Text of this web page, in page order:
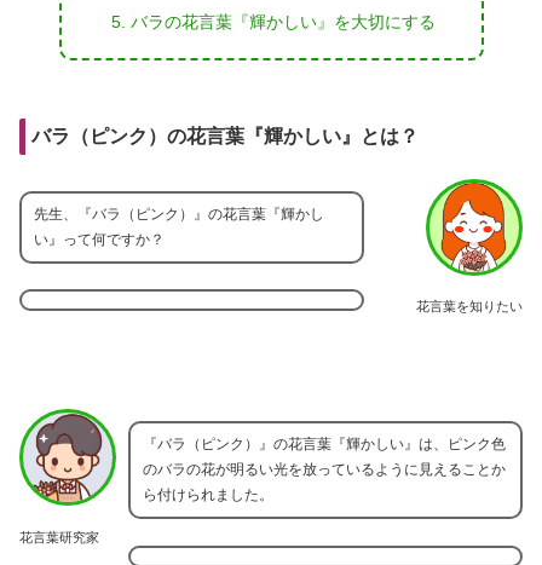
バラの花言葉『輝かしい』を大切にする
バラ（ピンク）の花言葉『輝かしい』とは？
花言葉を知りたい
先生、『バラ（ピンク）』の花言葉『輝かし
い』って何ですか？
花言葉研究家
『バラ（ピンク）』の花言葉『輝かしい』は、ピンク色
のバラの花が明るい光を放っているように見えることか
ら付けられました。